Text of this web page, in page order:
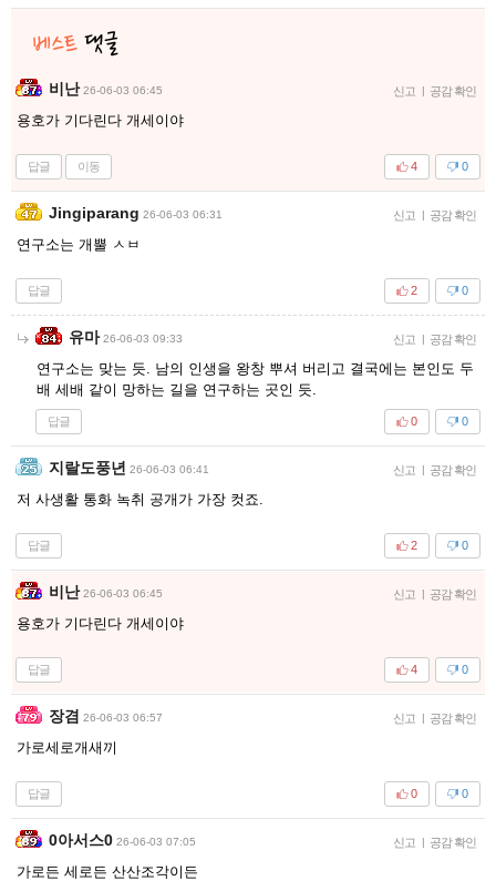
비난 26-06-03 06:45 신고 | 공감 확인
용호가 기다린다 개세이야
답글 이동 0
4
Jingiparang 26-06-03 06:31 신고 | 공감 확인
연구소는 개뿔 ㅅㅂ
답글 0
2
유마 26-06-03 09:33 신고 | 공감 확인
연구소는 맞는 듯. 남의 인생을 왕창 뿌셔 버리고 결국에는 본인도 두
배 세배 같이 망하는 길을 연구하는 곳인 듯.
답글 0
0
지랄도풍년 26-06-03 06:41 신고 | 공감 확인
저 사생활 통화 녹취 공개가 가장 컷죠.
답글 0
2
비난 26-06-03 06:45 신고 | 공감 확인
용호가 기다린다 개세이야
답글 0
4
장겸 26-06-03 06:57 신고 | 공감 확인
가로세로개새끼
답글 0
0
0아서스0 26-06-03 07:05 신고 | 공감 확인
가로든 세로든 산산조각이든